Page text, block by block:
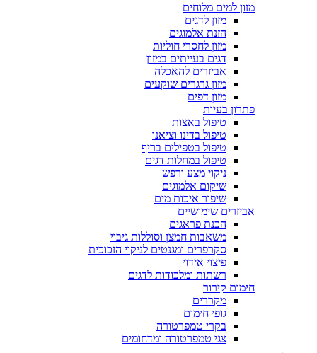
מזון למים מלוחים
מזון לדגים
הזנת אלמוגים
מזון לחסרי חוליות
דגים בעייתים במזון
אביזרים להאכלה
מזון גרגרים שוקעים
מזון דפים
פתרון בעיות
טיפול באצות
טיפול בדינו וציאנו
טיפול בטפילים בריף
טיפול במחלות דגים
ניקוי מצע ורפש
שיקום אלמוגים
שיפור איכות מים
אביזרים שימושיים
הכנת פראגים
משאבות חמצן וסוללות גיבוי
סקרפרים ומגנטים לניקוי הזכוכית
פיצוי אידוי
רשתות ומלכודות לדגים
חימום קירור
מקררים
גופי חימום
בקרי טמפרטורה
צגי טמפרטורה ומדחומים